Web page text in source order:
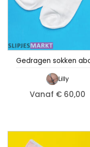
Lilly
Vanaf € 60,00